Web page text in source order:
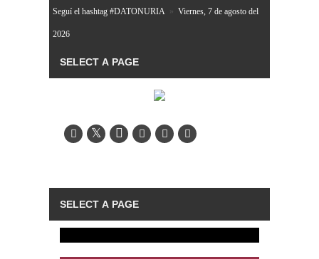
Seguí el hashtag #DATONURIA » Viernes, 7 de agosto del
2026